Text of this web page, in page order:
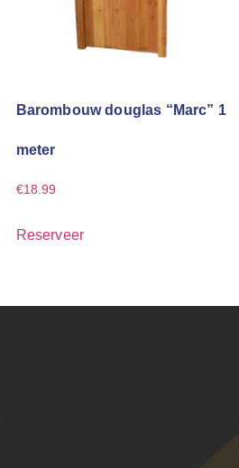
Barombouw douglas “Marc” 1
meter
€18.99
Reserveer